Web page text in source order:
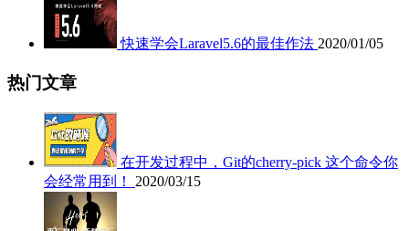
快速学会Laravel5.6的最佳作法 2020/01/05
热门文章
在开发过程中，Git的cherry-pick 这个命令你
会经常用到！ 2020/03/15